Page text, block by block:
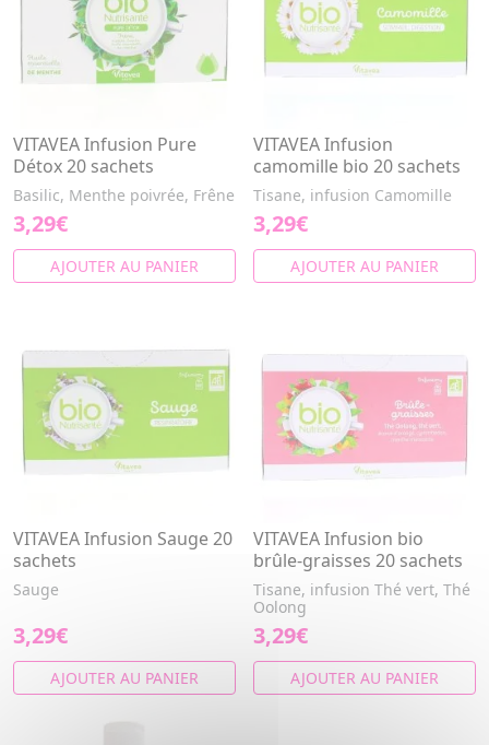
VITAVEA Infusion Pure
Détox 20 sachets
Basilic, Menthe poivrée, Frêne
3,29€
AJOUTER AU PANIER
VITAVEA Infusion
camomille bio 20 sachets
Tisane, infusion Camomille
3,29€
AJOUTER AU PANIER
VITAVEA Infusion Sauge 20
sachets
Sauge
3,29€
AJOUTER AU PANIER
VITAVEA Infusion bio
brûle-graisses 20 sachets
Tisane, infusion Thé vert, Thé
Oolong
3,29€
AJOUTER AU PANIER